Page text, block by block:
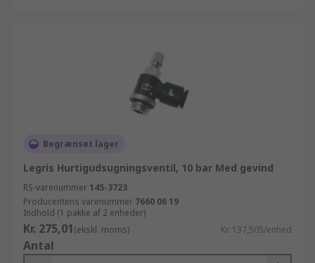
Begrænset lager
Legris Hurtigudsugningsventil, 10 bar Med gevind
RS-varenummer 145-3723
Producentens varenummer 7660 06 19
Indhold (1 pakke af 2 enheder)
Kr. 275,01(ekskl. moms) Kr. 137,505/enhed
Antal